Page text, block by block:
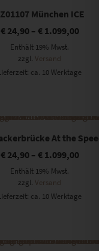
München ICE
€24,90– €1.099,00
Enthält 19% Mwst.
zzgl.Versand
ca. 10 Werktage
Dieses Produkt weist mehrere Varianten auf. Die Optionen können auf der Produktseite gewählt werden
At the
€24,90– €1.099,00
Enthält 19% Mwst.
zzgl.Versand
ca. 10 Werktage
Dieses Produkt weist mehrere Varianten auf. Die Optionen können auf der Produktseite gewählt werden